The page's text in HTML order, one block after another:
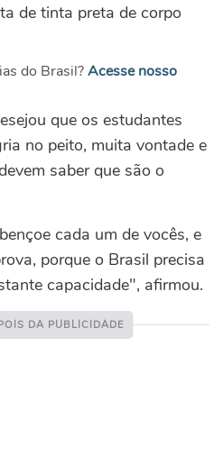
de tinta preta de corpo
do Brasil?Acesse nosso
que os estudantes
no peito, muita vontade e
saber que são o
cada um de vocês, e
porque o Brasil precisa
capacidade", afirmou.